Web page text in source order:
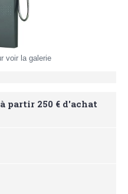
voir la galerie
partir 250 € d'achat